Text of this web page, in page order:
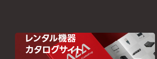
レンタル機器
カタログサイト